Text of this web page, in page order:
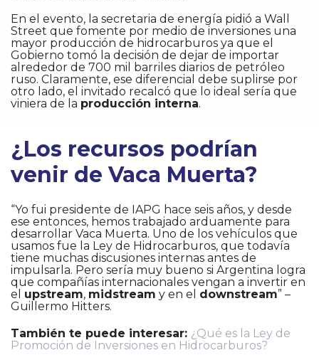
En el evento, la secretaria de energía pidió a Wall
Street que fomente por medio de inversiones una
mayor producción de hidrocarburos ya que el
Gobierno tomó la decisión de dejar de importar
alrededor de 700 mil barriles diarios de petróleo
ruso. Claramente, ese diferencial debe suplirse por
otro lado, el invitado recalcó que lo ideal sería que
viniera de la producción interna.
¿Los recursos podrían
venir de Vaca Muerta?
“Yo fui presidente de IAPG hace seis años, y desde
ese entonces, hemos trabajado arduamente para
desarrollar Vaca Muerta. Uno de los vehículos que
usamos fue la Ley de Hidrocarburos, que todavía
tiene muchas discusiones internas antes de
impulsarla. Pero sería muy bueno si Argentina logra
que compañías internacionales vengan a invertir en
el upstream, midstream y en el downstream” –
Guillermo Hitters.
También te puede interesar: ¿Qué es la Ley de
Promoción de Inversiones en Hidrocarburos?